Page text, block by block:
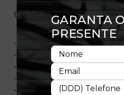
CARACTERÍSTICAS
- Modelo Ajustável
- Aba pré curvada
- Copa desestruturado
- Fechamento strapback
- Bordado frontal